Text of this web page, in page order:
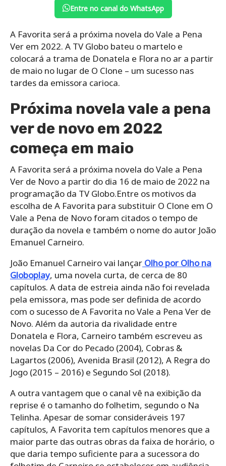
Entre no canal do WhatsApp
A Favorita será a próxima novela do Vale a Pena
Ver em 2022. A TV Globo bateu o martelo e
colocará a trama de Donatela e Flora no ar a partir
de maio no lugar de O Clone – um sucesso nas
tardes da emissora carioca.
Próxima novela vale a pena
ver de novo em 2022
começa em maio
A Favorita será a próxima novela do Vale a Pena
Ver de Novo a partir do dia 16 de maio de 2022 na
programação da TV Globo.Entre os motivos da
escolha de A Favorita para substituir O Clone em O
Vale a Pena de Novo foram citados o tempo de
duração da novela e também o nome do autor João
Emanuel Carneiro.
João Emanuel Carneiro vai lançar Olho por Olho na
Globoplay, uma novela curta, de cerca de 80
capítulos. A data de estreia ainda não foi revelada
pela emissora, mas pode ser definida de acordo
com o sucesso de A Favorita no Vale a Pena Ver de
Novo. Além da autoria da rivalidade entre
Donatela e Flora, Carneiro também escreveu as
novelas Da Cor do Pecado (2004), Cobras &
Lagartos (2006), Avenida Brasil (2012), A Regra do
Jogo (2015 – 2016) e Segundo Sol (2018).
A outra vantagem que o canal vê na exibição da
reprise é o tamanho do folhetim, segundo o Na
Telinha. Apesar de somar consideráveis 197
capítulos, A Favorita tem capítulos menores que a
maior parte das outras obras da faixa de horário, o
que daria tempo suficiente para a sucessora do